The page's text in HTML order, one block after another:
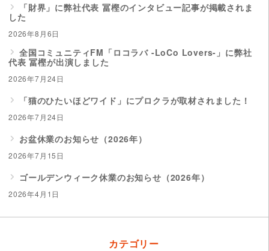
「財界」に弊社代表 冨樫のインタビュー記事が掲載されま
した
2026年8月6日
全国コミュニティFM「ロコラバ -LoCo Lovers-」に弊社
代表 冨樫が出演しました
2026年7月24日
「猫のひたいほどワイド」にプロクラが取材されました！
2026年7月24日
お盆休業のお知らせ（2026年）
2026年7月15日
ゴールデンウィーク休業のお知らせ（2026年）
2026年4月1日
カテゴリー